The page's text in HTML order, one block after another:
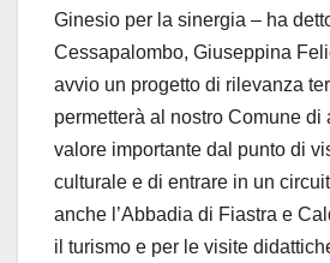
Ginesio per la sinergia – ha
Cessapalombo, Giuseppina
avvio un progetto di rilevanza
permetterà al nostro Comune di
valore importante dal punto di
culturale e di entrare in un
anche l’Abbadia di Fiastra e
il turismo e per le visite